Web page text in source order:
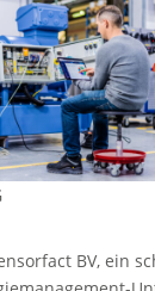
BV, ein